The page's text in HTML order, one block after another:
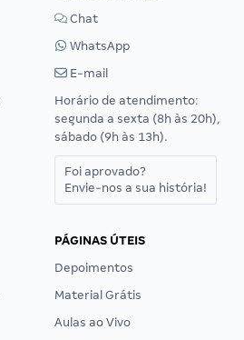
Chat
WhatsApp
E-mail
Horário de atendimento:
segunda a sexta (8h às 20h),
sábado (9h às 13h).
Foi aprovado?
Envie-nos a sua história!
PÁGINAS ÚTEIS
Depoimentos
Material Grátis
Aulas ao Vivo